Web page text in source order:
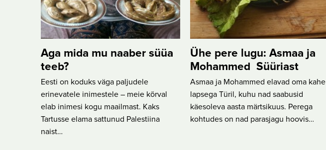
Aga mida mu naaber süüa
teeb?
Eesti on koduks väga paljudele
erinevatele inimestele – meie kõrval
elab inimesi kogu maailmast. Kaks
Tartusse elama sattunud Palestiina
naist…
Ühe pere lugu: Asmaa ja
Mohammed Süüriast
Asmaa ja Mohammed elavad oma kahe
lapsega Türil, kuhu nad saabusid
käesoleva aasta märtsikuus. Perega
kohtudes on nad parasjagu hoovis…